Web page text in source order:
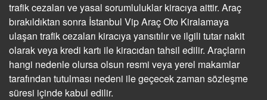
trafik cezaları ve yasal sorumluluklar kiracıya aittir. Araç
bırakıldıktan sonra İstanbul Vip AraçOto Kiralamaya
ulaşan trafik cezaları kiracıya yansıtılır ve ilgili tutar nakit
olarak veya kredi kartı ile kiracıdan tahsil edilir. Araçların
hangi nedenle olursa olsun resmi veya yerel makamlar
tarafından tutulması nedeni ile geçecek zaman sözleşme
süresi içinde kabul edilir.